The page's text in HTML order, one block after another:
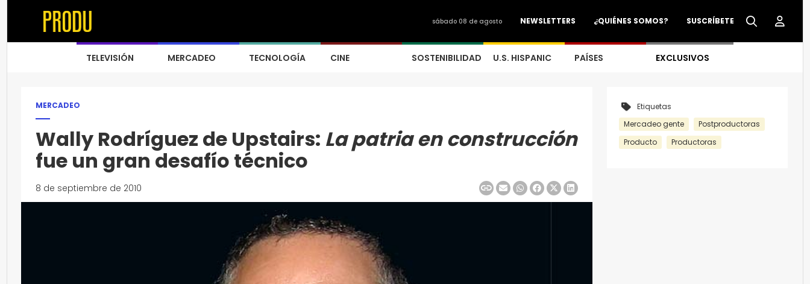
SUSCRÍBETE
¿QUIÉNES SOMOS?
NEWSLETTERS
sábado 08 de agosto
TELEVISIÓN MERCADEO TECNOLOGÍA CINE SOSTENIBILIDAD U.S. HISPANIC PAÍSES EXCLUSIVOS
MERCADEO
Wally Rodríguez de Upstairs: La patria en construcción
fue un gran desafío técnico
8 de septiembre de 2010
Etiquetas
Mercadeo gente
Postproductoras
Producto
Productoras